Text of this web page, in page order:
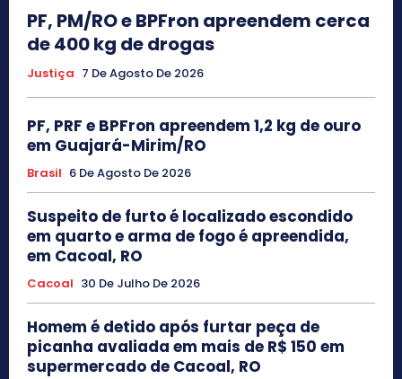
PF, PM/RO e BPFron apreendem cerca
de 400 kg de drogas
Justiça 7 De Agosto De 2026
PF, PRF e BPFron apreendem 1,2 kg de ouro
em Guajará-Mirim/RO
Brasil 6 De Agosto De 2026
Suspeito de furto é localizado escondido
em quarto e arma de fogo é apreendida,
em Cacoal, RO
Cacoal 30 De Julho De 2026
Homem é detido após furtar peça de
picanha avaliada em mais de R$ 150 em
supermercado de Cacoal, RO